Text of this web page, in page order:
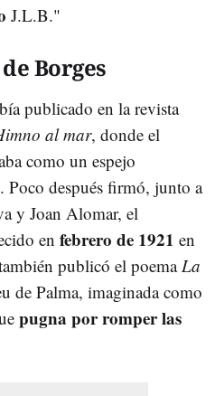
J.L.B."
Borges
publicado en la revista
al mar, donde el
como un espejo
Poco después firmó, junto a
y Joan Alomar, el
en febrero de 1921 en
publicó el poema La
de Palma, imaginada como
pugna por romper las